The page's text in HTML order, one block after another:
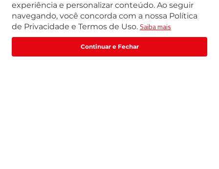
Fale com um especialista
Segunda a Sexta | 07h42 às 17h30
Exceto feriados
WhatsApp:
loja@marte.com.br
experiência e personalizar conteúdo. Ao seguir
navegando, você concorda com a nossa Política
de Privacidade e Termos de Uso. Saiba mais